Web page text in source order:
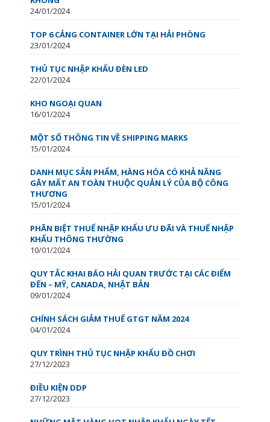
24/01/2024
TOP 6 CẢNG CONTAINER LỚN TẠI HẢI PHÒNG
23/01/2024
THỦ TỤC NHẬP KHẨU ĐÈN LED
22/01/2024
KHO NGOẠI QUAN
16/01/2024
MỘT SỐ THÔNG TIN VỀ SHIPPING MARKS
15/01/2024
DANH MỤC SẢN PHẨM, HÀNG HÓA CÓ KHẢ NĂNG
GÂY MẤT AN TOÀN THUỘC QUẢN LÝ CỦA BỘ CÔNG
THƯƠNG
15/01/2024
PHÂN BIỆT THUẾ NHẬP KHẨU ƯU ĐÃI VÀ THUẾ NHẬP
KHẨU THÔNG THƯỜNG
10/01/2024
QUY TẮC KHAI BÁO HẢI QUAN TRƯỚC TẠI CÁC ĐIỂM
ĐẾN – MỸ, CANADA, NHẬT BẢN
09/01/2024
CHÍNH SÁCH GIẢM THUẾ GTGT NĂM 2024
04/01/2024
QUY TRÌNH THỦ TỤC NHẬP KHẨU ĐỒ CHƠI
27/12/2023
ĐIỀU KIỆN DDP
27/12/2023